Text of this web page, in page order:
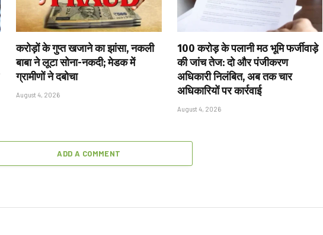
करोड़ों के गुप्त खजाने का झांसा, नकली
बाबा ने लूटा सोना-नकदी; मेडक में
ग्रामीणों ने दबोचा
August 4, 2026
₹100 करोड़ के पलानी मठ भूमि फर्जीवाड़े
की जांच तेज: दो और पंजीकरण
अधिकारी निलंबित, अब तक चार
अधिकारियों पर कार्रवाई
August 4, 2026
ADD A COMMENT